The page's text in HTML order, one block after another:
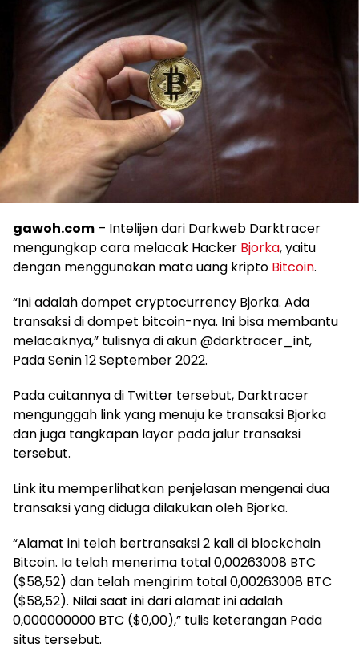
gawoh.com – Intelijen dari Darkweb Darktracer
mengungkap cara melacak Hacker Bjorka, yaitu
dengan menggunakan mata uang kripto Bitcoin.
“Ini adalah dompet cryptocurrency Bjorka. Ada
transaksi di dompet bitcoin-nya. Ini bisa membantu
melacaknya,” tulisnya di akun @darktracer_int,
Pada Senin 12 September 2022.
Pada cuitannya di Twitter tersebut, Darktracer
mengunggah link yang menuju ke transaksi Bjorka
dan juga tangkapan layar pada jalur transaksi
tersebut.
Link itu memperlihatkan penjelasan mengenai dua
transaksi yang diduga dilakukan oleh Bjorka.
“Alamat ini telah bertransaksi 2 kali di blockchain
Bitcoin. Ia telah menerima total 0,00263008 BTC
($58,52) dan telah mengirim total 0,00263008 BTC
($58,52). Nilai saat ini dari alamat ini adalah
0,000000000 BTC ($0,00),” tulis keterangan Pada
situs tersebut.